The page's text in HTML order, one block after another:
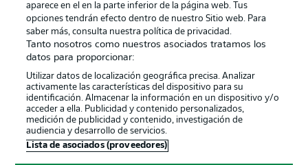
Sello Editorial Contacto
© 2026 Bundesliga-Gruppe GmbH
aparece en el en la parte inferior de la página web. Tus
opciones tendrán efecto dentro de nuestro Sitio web. Para
saber más, consulta nuestra política de privacidad.
Tanto nosotros como nuestros asociados tratamos los
datos para proporcionar:
Utilizar datos de localización geográfica precisa. Analizar
activamente las características del dispositivo para su
identificación. Almacenar la información en un dispositivo y/o
acceder a ella. Publicidad y contenido personalizados,
medición de publicidad y contenido, investigación de
audiencia y desarrollo de servicios.
Lista de asociados (proveedores)